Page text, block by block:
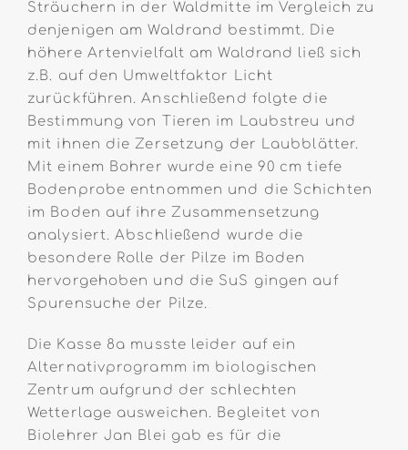
Sträuchern in der Waldmitte im Vergleich zu
denjenigen am Waldrand bestimmt. Die
höhere Artenvielfalt am Waldrand ließ sich
z.B. auf den Umweltfaktor Licht
zurückführen. Anschließend folgte die
Bestimmung von Tieren im Laubstreu und
mit ihnen die Zersetzung der Laubblätter.
Mit einem Bohrer wurde eine 90 cm tiefe
Bodenprobe entnommen und die Schichten
im Boden auf ihre Zusammensetzung
analysiert. Abschließend wurde die
besondere Rolle der Pilze im Boden
hervorgehoben und die SuS gingen auf
Spurensuche der Pilze.
Die Kasse 8a musste leider auf ein
Alternativprogramm im biologischen
Zentrum aufgrund der schlechten
Wetterlage ausweichen. Begleitet von
Biolehrer Jan Blei gab es für die